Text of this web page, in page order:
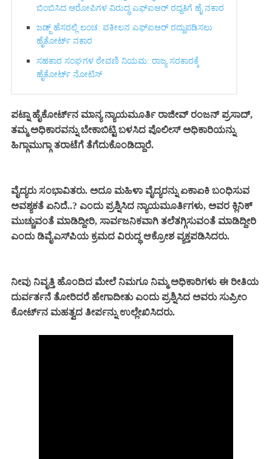
ಬಿಂಬಿಸಿದ ಆರೋಪಿಗಳ ವಿರುದ್ಧ ಎಫ್‌ಐಆರ್ ರದ್ದತಿಗೆ ಹೈ ನಕಾರ
ಜಡ್ಜ್ ಹೆಸರಲ್ಲಿ ಲಂಚ: ವಕೀಲನ ಎಫ್‌ಐಆರ್ ರದ್ದುಪಡಿಸಲು
ಹೈಕೋರ್ಟ್ ನಕಾರ
ಸಹಕಾರ ಸಂಘಗಳ ಠೇವಣಿ ನಿಯಮ: ರಾಜ್ಯ ಸರಕಾರಕ್ಕೆ
ಹೈಕೋರ್ಟ್ ನೋಟಿಸ್
ಪಟ್ನಾ ಹೈಕೋರ್ಟ್‌ನ ಮಾನ್ಯ ನ್ಯಾಯಮೂರ್ತಿ ರಾಜೀವ್ ರಂಜನ್ ಪ್ರಸಾದ್,
ತಮ್ಮ ಅಧಿಕಾರವನ್ನು ಬೇಕಾಬಿಟ್ಟಿ ಬಳಸಿದ ಪೊಲೀಸ್ ಅಧಿಕಾರಿಯನ್ನು
ಹಿಗ್ಗಾಮುಗ್ಗಾ ತರಾಟೆಗೆ ತೆಗೆದುಕೊಂಡಿದ್ದಾರೆ.
ವೈದ್ಯರು ಸಂಭಾವಿತರು. ಅದೂ ಮಹಿಳಾ ವೈದ್ಯರನ್ನು ಏಕಾಏಕಿ ಬಂಧಿಸುವ
ಅವಶ್ಯಕತೆ ಏನಿದೆ..? ಎಂದು ಪ್ರಶ್ನಿಸಿದ ನ್ಯಾಯಮೂರ್ತಿಗಳು, ಅವರ ಕ್ಲಿನಿಕ್
ಮುಚ್ಚುವಂತೆ ಮಾಡಿದ್ದೀರಿ, ಸಾರ್ವಜನಿಕವಾಗಿ ತಲೆತಗ್ಗಿಸುವಂತೆ ಮಾಡಿದ್ದೀರಿ
ಎಂದು ಡಿವೈಎಸ್‌ಪಿಯ ಕ್ರಮದ ವಿರುದ್ಧ ಆಕ್ರೋಶ ವ್ಯಕ್ತಪಡಿಸಿದರು.
ನೀವು ನಿವೃತ್ತಿ ಹೊಂದಿದ ಮೇಲೆ ನಿಮಗೂ ನಿಮ್ಮ ಅಧಿಕಾರಿಗಳು ಈ ರೀತಿಯ
ದುರ್ವರ್ತನೆ ತೋರಿದರೆ ಹೇಗಾದೀತು ಎಂದು ಪ್ರಶ್ನಿಸಿದ ಅವರು ಸುಪ್ರೀಂ
ಕೋರ್ಟ್‌ನ ಮಹತ್ವದ ತೀರ್ಪನ್ನು ಉಲ್ಲೇಖಿಸಿದರು.